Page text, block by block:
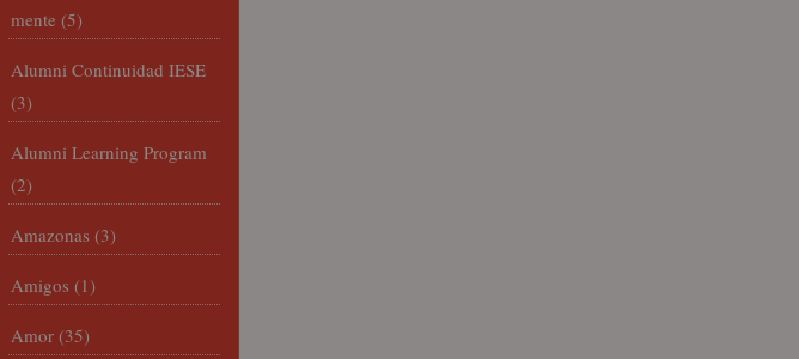
mente (5)
Alumni Continuidad IESE
(3)
Alumni Learning Program
(2)
Amazonas (3)
Amigos (1)
Amor (35)